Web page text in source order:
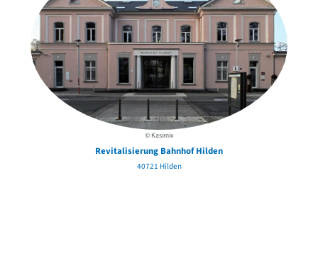
© Kasimix
Revitalisierung Bahnhof Hilden
40721 Hilden